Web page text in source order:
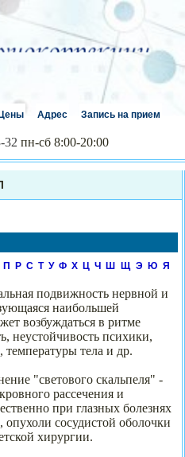
Цены Адрес Запись на прием
32 пн-сб 8:00-20:00
П Р С Т У Ф Х Ц Ч Ш Щ Э Ю Я
подвижность нервной и
наибольшей
возбуждаться в ритме
неустойчивость психики,
температуры тела и др.
"светового скальпеля" -
рассечения и
при глазных болезнях
опухоли сосудистой оболочки
хирургии.